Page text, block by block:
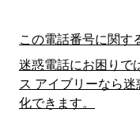
この電話番号に関す
迷惑電話にお困りで
ス アイブリーなら
化できます。